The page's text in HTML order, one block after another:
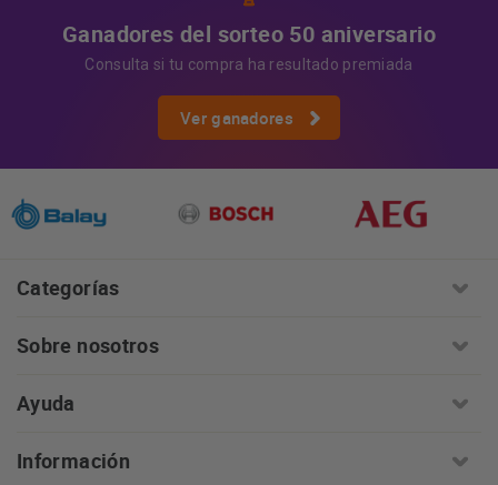
Ganadores del sorteo 50 aniversario
Consulta si tu compra ha resultado premiada
Ver ganadores
Categorías
Sobre nosotros
Ayuda
Información